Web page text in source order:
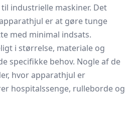
industrielle maskiner. Det
er at gøre tunge
med minimal indsats.
i størrelse, materiale og
specifikke behov. Nogle af de
hvor apparathjul er
hospitalssenge, rulleborde og